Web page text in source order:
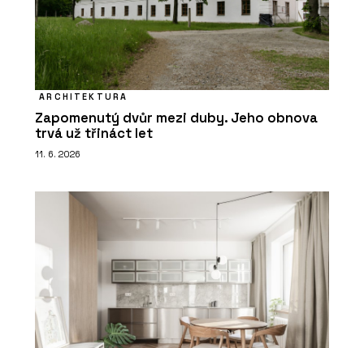
ARCHITEKTURA
Zapomenutý dvůr mezi duby. Jeho obnova
trvá už třináct let
11. 6. 2026